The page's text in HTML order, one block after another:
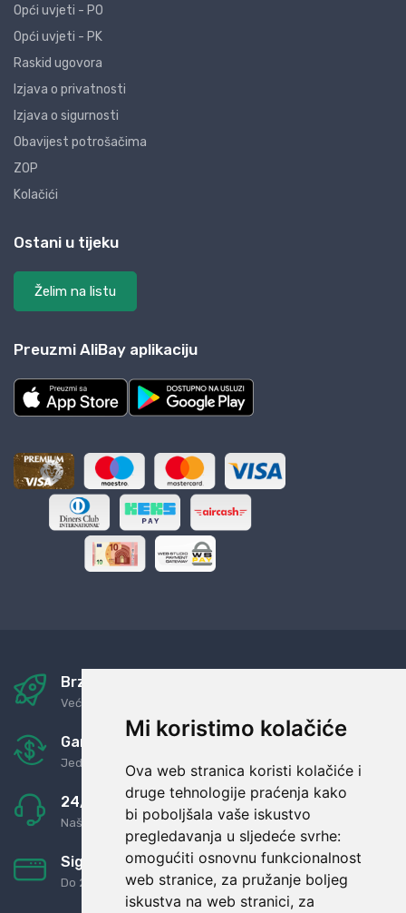
Mi koristimo kolačiće
Ova web stranica koristi kolačiće i
druge tehnologije praćenja kako
bi poboljšala vaše iskustvo
pregledavanja u sljedeće svrhe:
omogućiti osnovnu funkcionalnost
web stranice, za pružanje boljeg
iskustva na web stranici, za
Opći uvjeti - PO
Opći uvjeti - PK
Raskid ugovora
Izjava o privatnosti
Izjava o sigurnosti
Obavijest potrošačima
ZOP
Kolačići
Ostani u tijeku
Želim na listu
Preuzmi AliBay aplikaciju
Brza i sigurna dostava
Već za nekoliko dana kod vas
Garancija u povrat novaca
Jednostavno pravilo: Roba za novac
24/7 odlična podrška
Naši agenti uvijek na raspolaganju
Sigurno obročno plaćanje
Do 24 rata bez kamata